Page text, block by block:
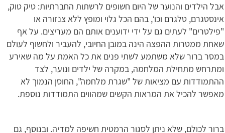
אבל הילדים והנוער של היום חשופים לרשתות החברתיות: טיק טוק,
אינסטגרם, טלגרם וכו‘, בהם הכל גלוי ומופץ ללא צנזורה או
"פילטרים" לעתים גם על ידי ידוענים אותם הם מעריצים. על אף
שאחת ממטרות ההפצה הינה במובן החיובי, להעביר ולחשוף לעולם
במסר ברור שלא משתמע לשתי פנים את כל האמת על מה שאירע
ומתרחש מתחילת המלחמה, במקרה של ילדים ונוער, לצד
ההתמודדות עם מציאות של "שגרת מלחמה", החוסן הנמוך לא
מאפשר להכיל את המראות הקשים שמהווים התמודדות נוספת.
ברור לכולם, שלא ניתן לסגור הרמטית חשיפה למדיה. ובנוסף, גם